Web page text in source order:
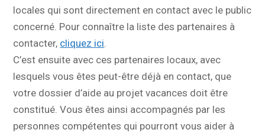
locales qui sont directement en contact avec le public
concerné. Pour connaître la liste des partenaires à
contacter, cliquez ici
C’est ensuite avec ces partenaires locaux, avec
lesquels vous êtes peut-être déjà en contact, que
votre dossier d’aide au projet vacances doit être
constitué. Vous êtes ainsi accompagnés par les
personnes compétentes qui pourront vous aider à